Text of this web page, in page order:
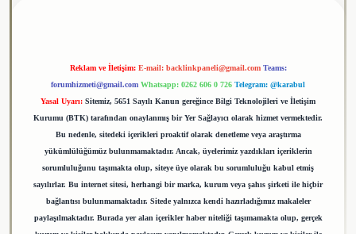
Reklam ve İletişim: E-mail: backlinkpaneli@gmail.com Teams:
forumhizmeti@gmail.com Whatsapp: 0262 606 0 726 Telegram: @karabul
Yasal Uyarı: Sitemiz, 5651 Sayılı Kanun gereğince Bilgi Teknolojileri ve İletişim
Kurumu (BTK) tarafından onaylanmış bir Yer Sağlayıcı olarak hizmet vermektedir.
Bu nedenle, sitedeki içerikleri proaktif olarak denetleme veya araştırma
yükümlülüğümüz bulunmamaktadır. Ancak, üyelerimiz yazdıkları içeriklerin
sorumluluğunu taşımakta olup, siteye üye olarak bu sorumluluğu kabul etmiş
sayılırlar. Bu internet sitesi, herhangi bir marka, kurum veya şahıs şirketi ile hiçbir
bağlantısı bulunmamaktadır. Sitede yalnızca kendi hazırladığımız makaleler
paylaşılmaktadır. Burada yer alan içerikler haber niteliği taşımamakta olup, gerçek